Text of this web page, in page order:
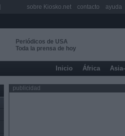
Periódicos de USA
Toda la prensa de hoy
Inicio África
publicidad
sobre Kiosko.net contacto ayuda